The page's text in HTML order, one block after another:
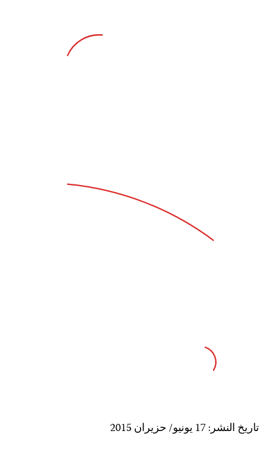
تاريخ النشر: 17 يونيو/ حزيران 2015